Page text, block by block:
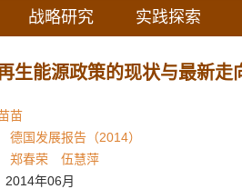
战略研究 实践探索
生能源政策的现状与最新走
苗
德国发展报告（2014）
郑春荣
伍慧萍
2014年06月